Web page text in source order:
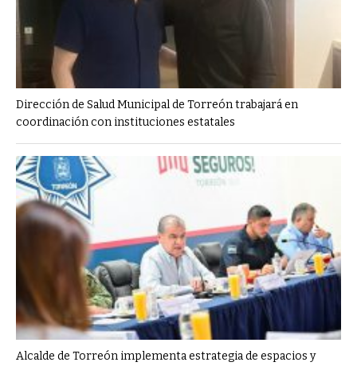
Dirección de Salud Municipal de Torreón trabajará en
coordinación con instituciones estatales
Alcalde de Torreón implementa estrategia de espacios y